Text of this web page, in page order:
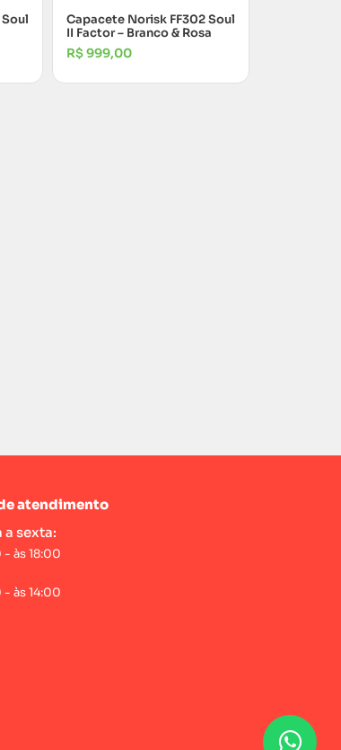
Capacete Norisk FF302 Soul
II Factor – Branco & Rosa
R$999,00
atendimento
a sexta:
às 18:00
às 14:00